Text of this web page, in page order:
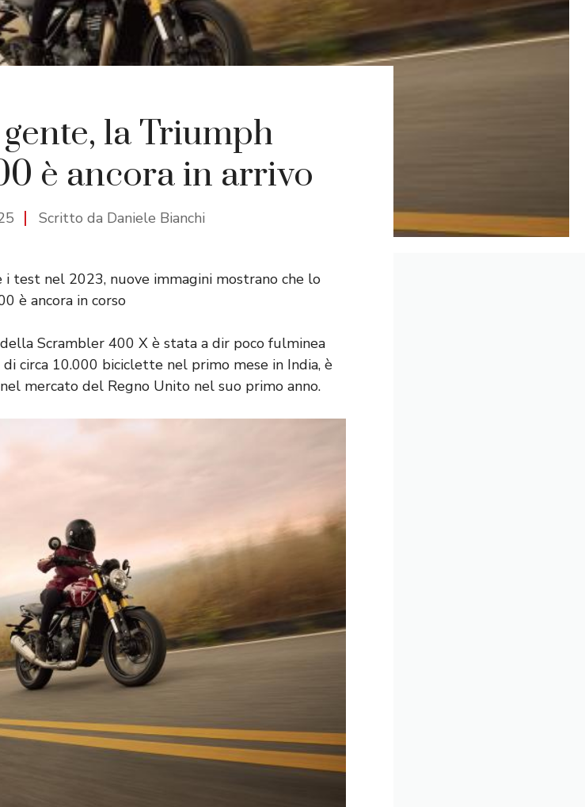
la Triumph
è ancora in arrivo
Scritto da Daniele Bianchi
test nel 2023, nuove immagini mostrano che lo
è ancora in corso
Scrambler 400 X è stata a dir poco fulminea
circa 10.000 biciclette nel primo mese in India, è
mercato del Regno Unito nel suo primo anno.